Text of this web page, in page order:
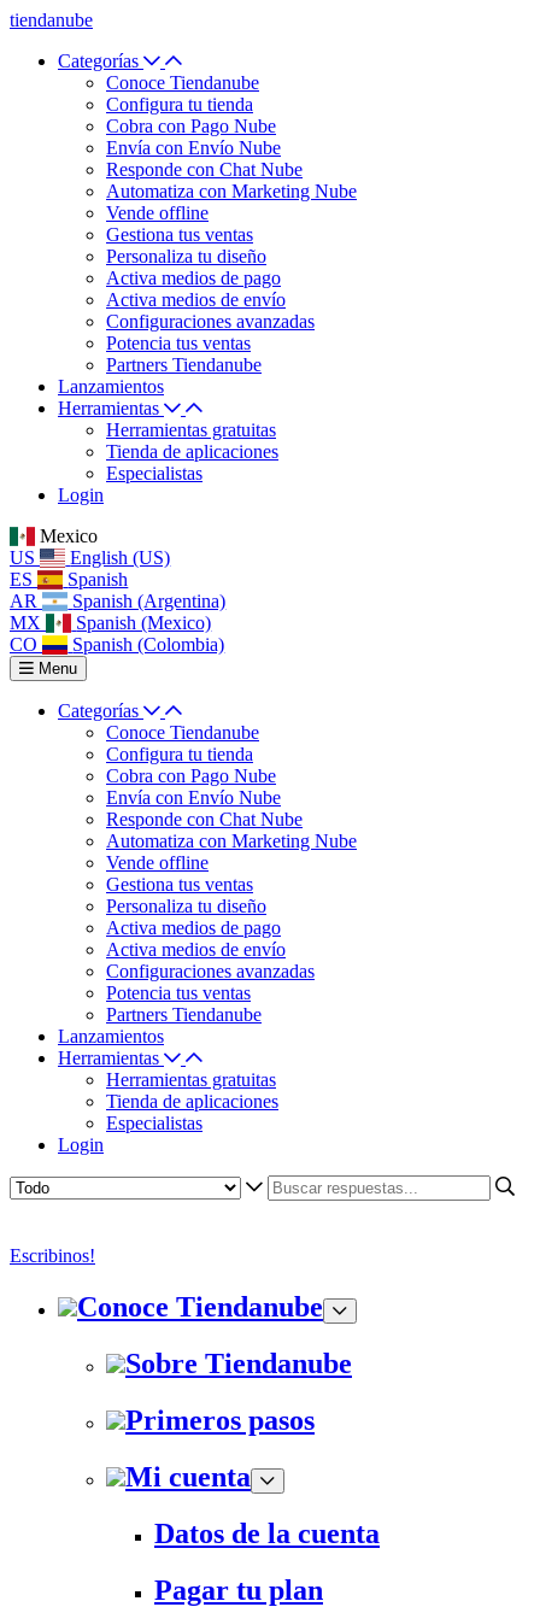
tiendanube
Categorías
Conoce Tiendanube
Configura tu tienda
Cobra con Pago Nube
Envía con Envío Nube
Responde con Chat Nube
Automatiza con Marketing Nube
Vende offline
Gestiona tus ventas
Personaliza tu diseño
Activa medios de pago
Activa medios de envío
Configuraciones avanzadas
Potencia tus ventas
Partners Tiendanube
Lanzamientos
Herramientas
Herramientas gratuitas
Tienda de aplicaciones
Especialistas
Login
Mexico
US
English (US)
ES
Spanish
AR
Spanish (Argentina)
MX
Spanish (Mexico)
CO
Spanish (Colombia)
Menu
Categorías
Conoce Tiendanube
Configura tu tienda
Cobra con Pago Nube
Envía con Envío Nube
Responde con Chat Nube
Automatiza con Marketing Nube
Vende offline
Gestiona tus ventas
Personaliza tu diseño
Activa medios de pago
Activa medios de envío
Configuraciones avanzadas
Potencia tus ventas
Partners Tiendanube
Lanzamientos
Herramientas
Herramientas gratuitas
Tienda de aplicaciones
Especialistas
Login
Escribinos!
Conoce Tiendanube
Sobre Tiendanube
Primeros pasos
Mi cuenta
Datos de la cuenta
Pagar tu plan